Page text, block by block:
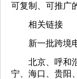
可复制、可推广
相关链接
新一批跨境电
北京、呼和浩
宁、海口、贵阳